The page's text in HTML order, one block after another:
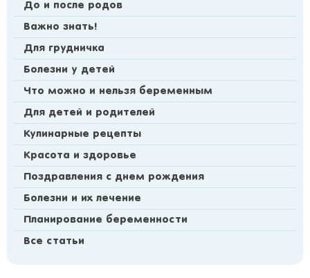
До и после родов
Важно знать!
Для грудничка
Болезни у детей
Что можно и нельзя беременным
Для детей и родителей
Кулинарные рецепты
Красота и здоровье
Поздравления с днем рождения
Болезни и их лечение
Планирование беременности
Все статьи